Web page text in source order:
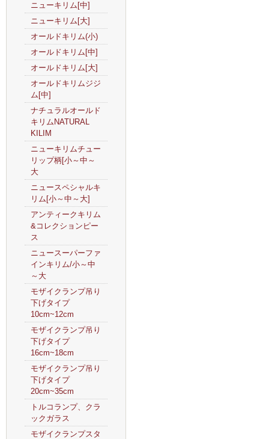
ニューキリム[中]
ニューキリム[大]
オールドキリム(小)
オールドキリム[中]
オールドキリム[大]
オールドキリムジジ
ム[中]
ナチュラルオールド
キリムNATURAL
KILIM
ニューキリムチュー
リップ柄[小～中～
大
ニュースペシャルキ
リム[小～中～大]
アンティークキリム
&コレクションピー
ス
ニュースーパーファ
インキリム/小～中
～大
モザイクランプ吊り
下げタイプ
10cm~12cm
モザイクランプ吊り
下げタイプ
16cm~18cm
モザイクランプ吊り
下げタイプ
20cm~35cm
トルコランプ、クラ
ックガラス
モザイクランプスタ